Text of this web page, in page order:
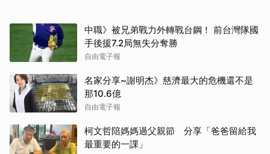
中職》被兄弟戰力外轉戰台鋼！ 前台灣隊國
手後援7.2局無失分奪勝
自由電子報
名家分享~謝明杰》慈濟最大的危機還不是
那10.6億
自由電子報
柯文哲陪媽媽過父親節 分享「爸爸留給我
最重要的一課」